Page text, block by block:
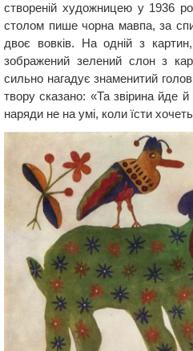
створеній художницею у 1936
столом пише чорна мавпа, за
двоє вовків. На одній з
зображений зелений слон з
сильно нагадує знаменитий
твору сказано: «Та звірина йде
наряди не на умі, коли їсти